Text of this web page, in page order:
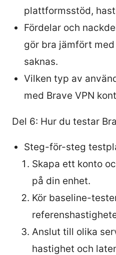
plattformsstöd,
Fördelar och
gör bra jämfört
saknas.
Vilken typ av
med Brave VPN
Del 6: Hur du testar
Steg-för-steg
Skapa ett konto
på din enhet.
Kör baseline-
Anslut till olika
hastighet och